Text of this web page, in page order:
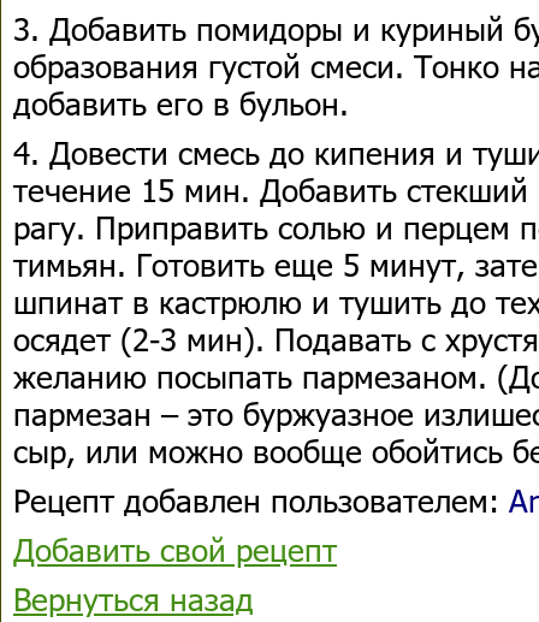
3. Добавить помидоры и куриный
образования густой смеси. Тонко
добавить его в бульон.
4. Довести смесь до кипения и
течение 15 мин. Добавить
рагу. Приправить солью и перцем
тимьян. Готовить еще 5 минут,
шпинат в кастрюлю и тушить до
осядет (2-3 мин). Подавать с
желанию посыпать пармезаном.
пармезан – это буржуазное
сыр, или можно вообще обойтись
Рецепт добавлен пользователем:
Добавить свой рецепт
Вернуться назад